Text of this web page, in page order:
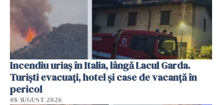
Incendiu uriaș în Italia, lângă Lacul Garda.
Turiști evacuați, hotel și case de vacanță în
pericol
08 AUGUST 2026